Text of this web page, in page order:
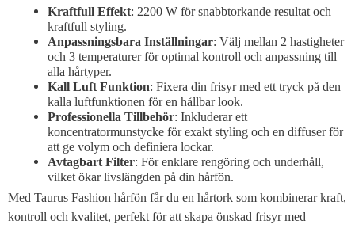
Kraftfull Effekt: 2200 W för snabbtorkande resultat och
kraftfull styling.
Anpassningsbara Inställningar: Välj mellan 2 hastigheter
och 3 temperaturer för optimal kontroll och anpassning till
alla hårtyper.
Kall Luft Funktion: Fixera din frisyr med ett tryck på den
kalla luftfunktionen för en hållbar look.
Professionella Tillbehör: Inkluderar ett
koncentratormunstycke för exakt styling och en diffuser för
att ge volym och definiera lockar.
Avtagbart Filter: För enklare rengöring och underhåll,
vilket ökar livslängden på din hårfön.
Med Taurus Fashion hårfön får du en hårtork som kombinerar kraft,
kontroll och kvalitet, perfekt för att skapa önskad frisyr med